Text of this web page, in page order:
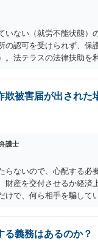
いない（就労不能状態）
の認可を受けられず、
。法テラスの法律扶助
欺被害届が出された
護士
らないので、心配する
財産を交付させるか経
けで、何ら相手を騙し
かもしれません。 ただ
むことだと思われます
る義務はあるのか？